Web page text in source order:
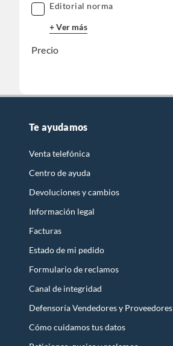
Editorial norma
+ Ver más
Precio
Te ayudamos
Venta telefónica
Centro de ayuda
Devoluciones y cambios
Información legal
Facturas
Estado de mi pedido
Formulario de reclamos
Canal de integridad
Defensoría Vendedores y Proveedores
Cómo cuidamos tus datos